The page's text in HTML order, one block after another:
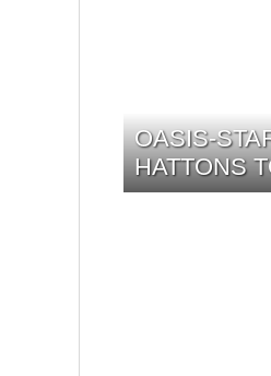
OASIS-
HATTONS